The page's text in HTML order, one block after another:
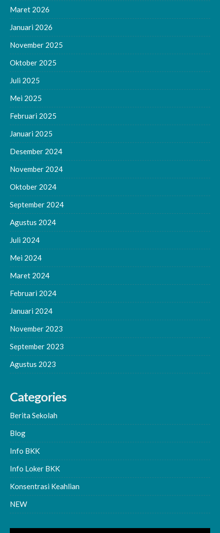
Maret 2026
Januari 2026
November 2025
Oktober 2025
Juli 2025
Mei 2025
Februari 2025
Januari 2025
Desember 2024
November 2024
Oktober 2024
September 2024
Agustus 2024
Juli 2024
Mei 2024
Maret 2024
Februari 2024
Januari 2024
November 2023
September 2023
Agustus 2023
Categories
Berita Sekolah
Blog
Info BKK
Info Loker BKK
Konsentrasi Keahlian
NEW